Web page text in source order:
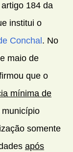
184 da
institui o
Conchal . No
maio de
que o
mínima de
município
somente
após